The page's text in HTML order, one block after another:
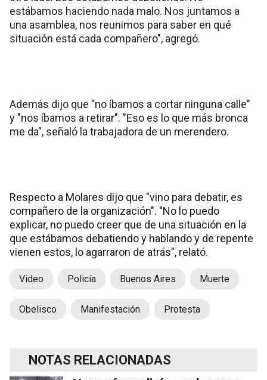
estábamos haciendo nada malo. Nos juntamos a
una asamblea, nos reunimos para saber en qué
situación está cada compañero", agregó.
Además dijo que "no íbamos a cortar ninguna calle"
y "nos íbamos a retirar". "Eso es lo que más bronca
me da", señaló la trabajadora de un merendero.
Respecto a Molares dijo que "vino para debatir, es
compañero de la organización". "No lo puedo
explicar, no puedo creer que de una situación en la
que estábamos debatiendo y hablando y de repente
vienen estos, lo agarraron de atrás", relató.
Video Policía Buenos Aires Muerte
Obelisco Manifestación Protesta
NOTAS RELACIONADAS